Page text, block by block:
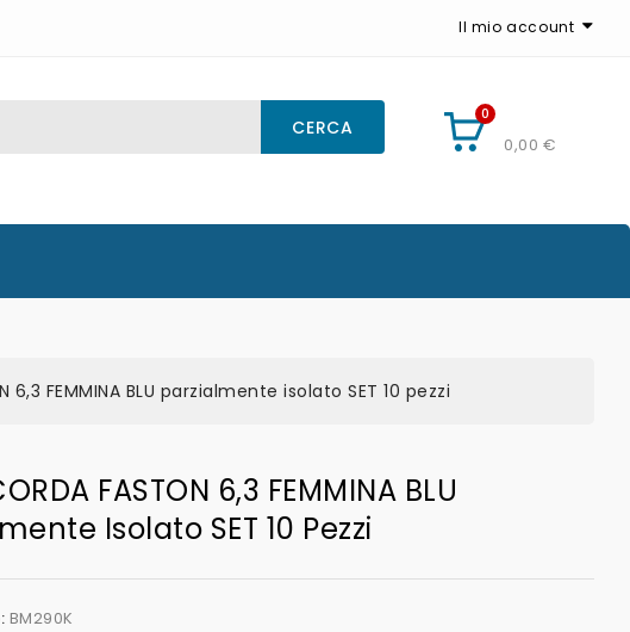
Il mio account
0
0,00 €
CERCA
6,3 FEMMINA BLU parzialmente isolato SET 10 pezzi
FASTON 6,3 FEMMINA BLU
Isolato SET 10 Pezzi
BM290K